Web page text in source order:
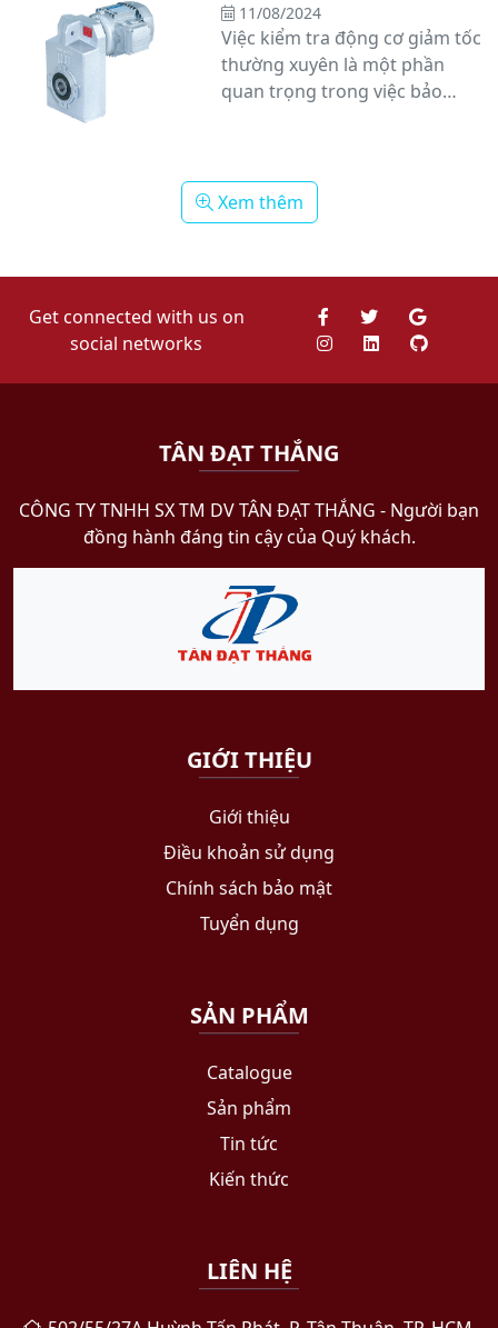
11/08/2024
Việc kiểm tra động cơ giảm tốc
thường xuyên là một phần
quan trọng trong việc bảo
động cơ giảm tốc thường
xuyên.
Xem thêm
Get connected with us on
social networks
TÂN ĐẠT THẮNG
CÔNG TY TNHH SX TM DV TÂN ĐẠT THẮNG​ - Người bạn
đồng hành đáng tin cậy của Quý khách.
GIỚI THIỆU
Giới thiệu
Điều khoản sử dụng
Chính sách bảo mật
Tuyển dụng
SẢN PHẨM
Catalogue
Sản phẩm
Tin tức
Kiến thức
LIÊN HỆ